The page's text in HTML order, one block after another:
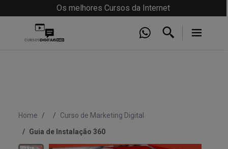
Os melhores Cursos da Internet
Home
Curso de Marketing Digital
Guia de Instalação 360